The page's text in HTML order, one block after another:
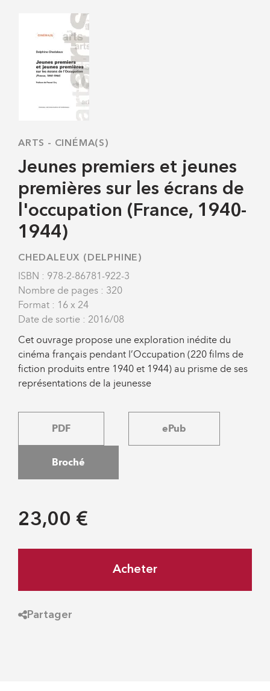
ARTS - CINÉMA(S)
Jeunes premiers et jeunes
premières sur les écrans de
l'occupation (France, 1940-
1944)
CHEDALEUX (DELPHINE)
ISBN : 978-2-86781-922-3
Nombre de pages : 320
Format : 16 x 24
Date de sortie : 2016/08
Cet ouvrage propose une exploration inédite du
cinéma français pendant l’Occupation (220 films de
fiction produits entre 1940 et 1944) au prisme de ses
représentations de la jeunesse
PDF ePub
Broché
23,00 €
Acheter
Partager